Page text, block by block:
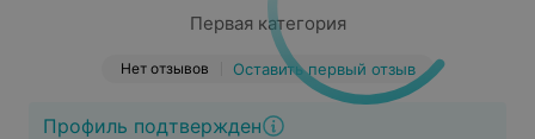
Первая категория
Нет отзывов Оставить первый отзыв
Профиль подтвержден